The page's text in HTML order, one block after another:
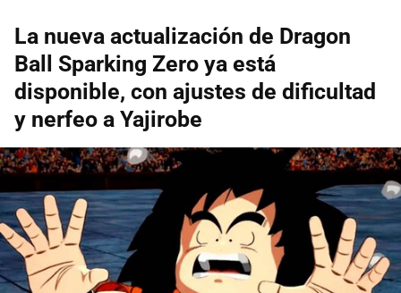
La nueva actualización de Dragon
Ball Sparking Zero ya está
disponible, con ajustes de dificultad
y nerfeo a Yajirobe